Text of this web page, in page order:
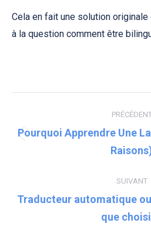
Cela en fait une solution
à la question comment être
article
Pourquoi Apprendre Une
SUIVANT
Traducteur automatique
que